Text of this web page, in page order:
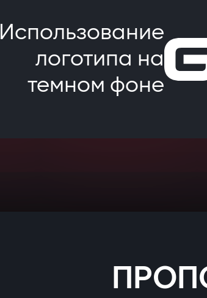
Использование
логотипа на
темном фоне